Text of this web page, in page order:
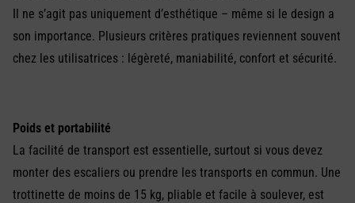
Il ne s’agit pas uniquement d’esthétique – même si le design a
son importance. Plusieurs critères pratiques reviennent souvent
chez les utilisatrices : légèreté, maniabilité, confort et sécurité.
Poids et portabilité
La facilité de transport est essentielle, surtout si vous devez
monter des escaliers ou prendre les transports en commun. Une
trottinette de moins de 15 kg, pliable et facile à soulever, est